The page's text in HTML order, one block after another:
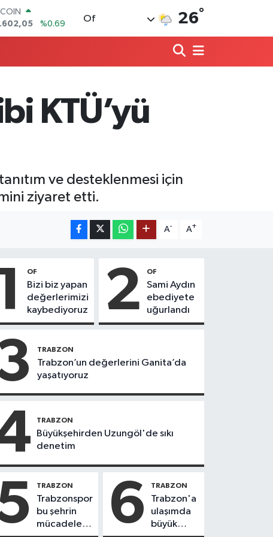
%0.06
%0.39
%48
Of 26°
KTÜ’yü
ve desteklenmesi için
ziyaret etti.
A- A+
OF
Bizi biz yapan
değerlerimizi
kaybediyoruz
2 OF
Sami Aydın
ebediyete
uğurlandı
TRABZON
Trabzon’un değerlerini Ganita’da
yaşatıyoruz
TRABZON
Büyükşehirden Uzungöl'de sıkı
denetim
TRABZON
Trabzonspor
bu şehrin
mücadele
6 TRABZON
Trabzon'a
ulaşımda
büyük